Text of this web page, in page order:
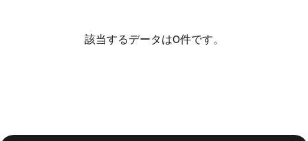
該当するデータは0件です。